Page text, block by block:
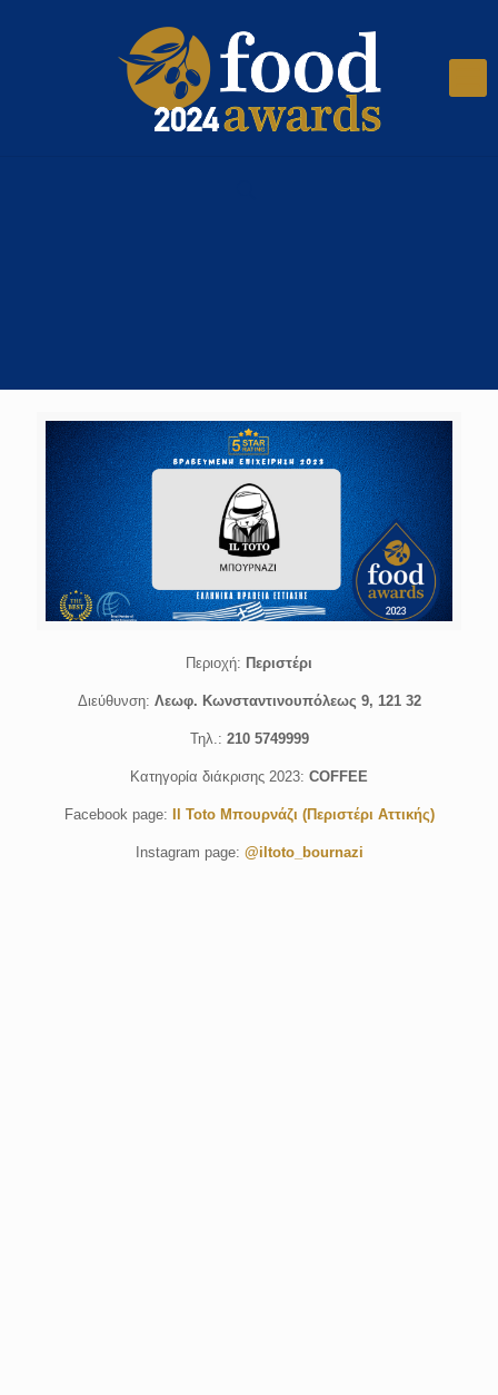
Περιοχή: Περιστέρι
Διεύθυνση: Λεωφ. Κωνσταντινουπόλεως 9, 121 32
Τηλ.: 210 5749999
Κατηγορία διάκρισης 2023: COFFEE
Facebook page: Il Toto Μπουρνάζι (Περιστέρι Αττικής)
Instagram page: @iltoto_bournazi